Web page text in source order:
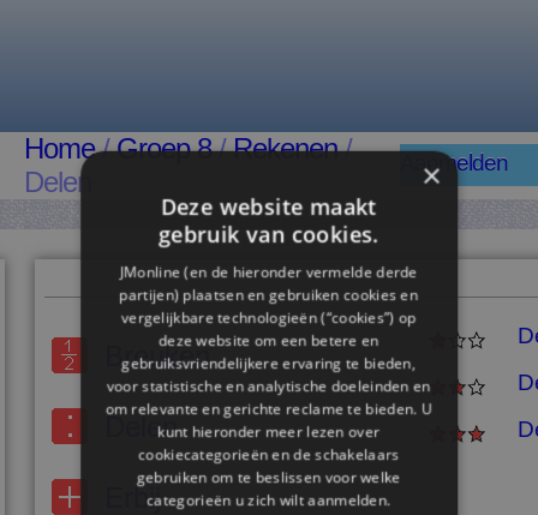
Home/Groep 8/Rekenen/
Delen
Aanmelden
Breuken
Delen
Erbij
×
Deze website maakt
gebruik van cookies.
JMonline (en de hieronder vermelde derde
partijen) plaatsen en gebruiken cookies en
vergelijkbare technologieën (“cookies”) op
deze website om een ​​betere en
gebruiksvriendelijkere ervaring te bieden,
voor statistische en analytische doeleinden en
om relevante en gerichte reclame te bieden. U
kunt hieronder meer lezen over
cookiecategorieën en de schakelaars
gebruiken om te beslissen voor welke
categorieën u zich wilt aanmelden.